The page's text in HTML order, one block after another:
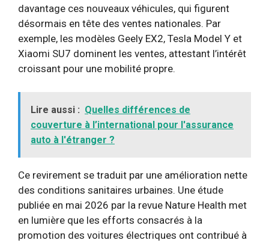
davantage ces nouveaux véhicules, qui figurent
désormais en tête des ventes nationales. Par
exemple, les modèles Geely EX2, Tesla Model Y et
Xiaomi SU7 dominent les ventes, attestant l’intérêt
croissant pour une mobilité propre.
Lire aussi : Quelles différences de
couverture à l’international pour l'assurance
auto à l'étranger ?
Ce revirement se traduit par une amélioration nette
des conditions sanitaires urbaines. Une étude
publiée en mai 2026 par la revue Nature Health met
en lumière que les efforts consacrés à la
promotion des voitures électriques ont contribué à